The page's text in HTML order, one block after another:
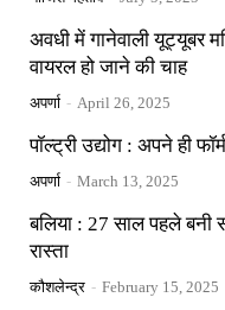
अवधी में गानेवाली यूट्यूबर
वायरल हो जाने की चाह
अपर्णा - April 26, 2025
पॉल्ट्री उद्योग : अपने ही
अपर्णा - March 13, 2025
बलिया : 27 साल पहले बनी
रास्ता
कौशलेन्द्र - February 15, 2025